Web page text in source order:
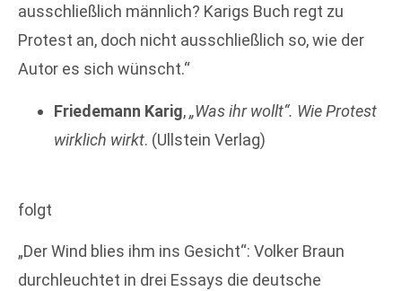
ausschließlich männlich? Karigs Buch regt zu
Protest an, doch nicht ausschließlich so, wie der
Autor es sich wünscht.“
Friedemann Karig,„Was ihr wollt“. Wie Protest
wirklich wirkt. (Ullstein Verlag)
folgt
„Der Wind blies ihm ins Gesicht“: Volker Braun
durchleuchtet in drei Essays die deutsche